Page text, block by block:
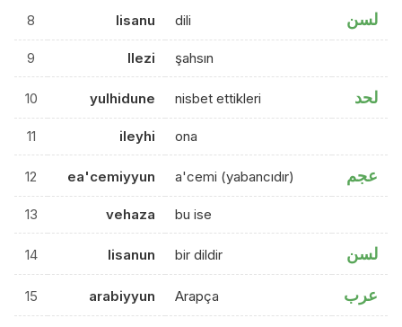
8 lisanu dili لسن
9 llezi şahsın
10 yulhidune nisbet ettikleri لحد
11 ileyhi ona
12 ea'cemiyyun a'cemi (yabancıdır) عجم
13 vehaza bu ise
14 lisanun bir dildir لسن
15 arabiyyun Arapça عرب